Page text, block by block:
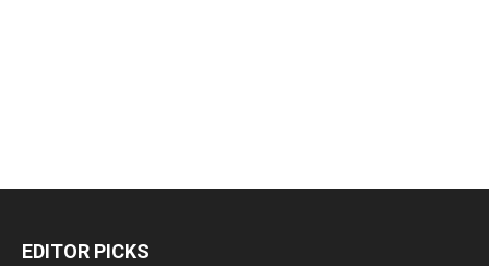
EDITOR PICKS